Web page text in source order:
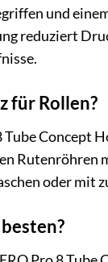
und
reduziert
für Rollen?
Tube Concept
oder mit